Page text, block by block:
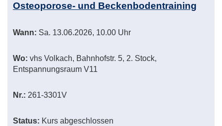
Osteoporose- und Beckenbodentraining
Wann: Sa. 13.06.2026, 10.00 Uhr
Wo: vhs Volkach, Bahnhofstr. 5, 2. Stock,
Entspannungsraum V11
Nr.: 261-3301V
Status: Kurs abgeschlossen